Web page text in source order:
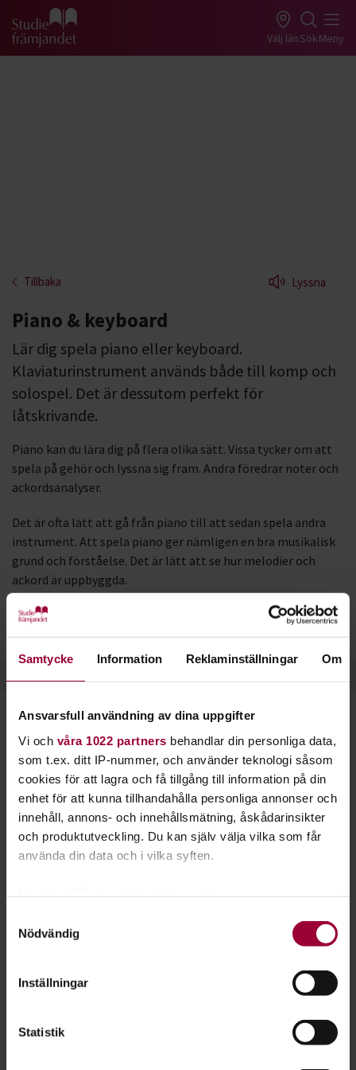
Samtycke Information Reklaminställningar Om
Ansvarsfull användning av dina uppgifter
Vi och våra 1022 partners behandlar din personliga data,
som t.ex. ditt IP-nummer, och använder teknologi såsom
cookies för att lagra och få tillgång till information på din
enhet för att kunna tillhandahålla personliga annonser och
innehåll, annons- och innehållsmätning, åskådarinsikter
och produktutveckling. Du kan själv välja vilka som får
använda din data och i vilka syften.
som kan ha en noggrannhet på upp till flera meter
Du kan ändra eller dra tillbaka ditt samtycke när som
Nödvändig
Inställningar
Statistik
Gå till studiefrämjandets startsida Välj länSökMeny
Tillbaka Lyssna
Piano & keyboard
Lär dig spela piano eller keyboard.
Klaviaturinstrument används både till komp och
solospel. Det är dessutom perfekt för
låtskrivande.
Piano kan du lära dig på flera olika sätt. Vissa tycker om att
spela på gehör och lyssna sig fram. Andra föredrar noter och
ackordsanalyser.
Det är ofta lätt att gå från piano till att sedan spela andra
instrument. Att spela piano ger nämligen en bra musikalisk
grund och förståelse. Det är lätt att se hur melodier och
ackord är uppbyggda.
Läs gärna mer om piano och klaviatur på vår sajt
Musikakuten.
Starta en studiecirkel!
Lär dig tillsammans med andra genom att starta en
studiecirkel hos Studiefrämjandet.
Läs mer om att starta studiecirkel
Se våra kurser, evenemang och studiecirklar inom